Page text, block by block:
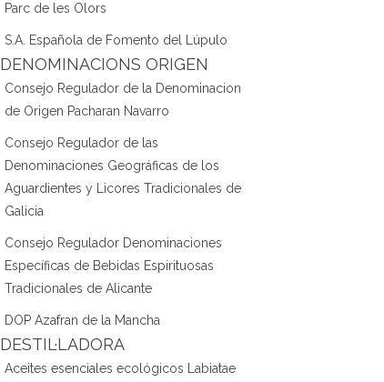
Parc de les Olors
S.A. Española de Fomento del Lúpulo
DENOMINACIONS ORIGEN
Consejo Regulador de la Denominacion
de Origen Pacharan Navarro
Consejo Regulador de las
Denominaciones Geográficas de los
Aguardientes y Licores Tradicionales de
Galicia
Consejo Regulador Denominaciones
Específicas de Bebidas Espirituosas
Tradicionales de Alicante
DOP Azafran de la Mancha
DESTIL·LADORA
Aceites esenciales ecológicos Labiatae